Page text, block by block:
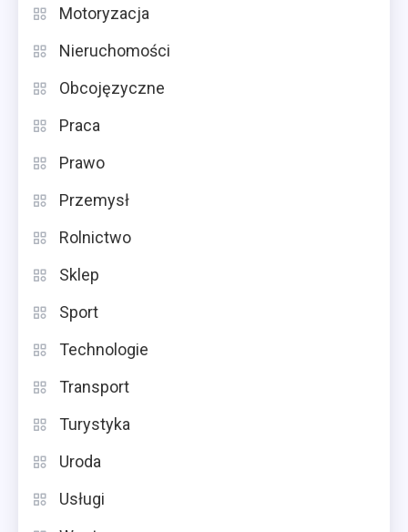
Motoryzacja
Nieruchomości
Obcojęzyczne
Praca
Prawo
Przemysł
Rolnictwo
Sklep
Sport
Technologie
Transport
Turystyka
Uroda
Usługi